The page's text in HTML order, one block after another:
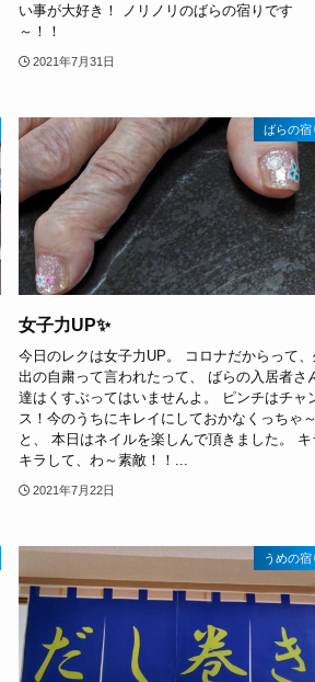
い事が大好き！ ノリノリのばらの宿りです
～！！
2021年7月31日
ばらの宿
女子力UP✨
今日のレクは女子力UP。 コロナだからって、
出の自粛って言われたって、 ばらの入居者さ
達はくすぶってはいませんよ。 ピンチはチャ
ス！今のうちにキレイにしておかなくっちゃ～
と、 本日はネイルを楽しんで頂きました。 キ
キラして、わ～素敵！！...
2021年7月22日
うめの宿